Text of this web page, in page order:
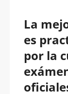
La
es
por la